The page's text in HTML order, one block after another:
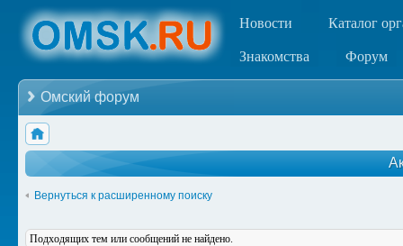
Новости Каталог
Знакомства Форум
Омский форум
Вернуться к расширенному поиску
Подходящих тем или сообщений не найдено.